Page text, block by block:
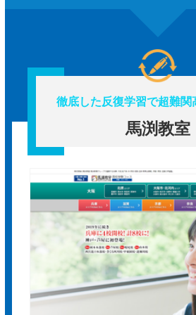
徹底した反復学習で超難関
馬渕教室